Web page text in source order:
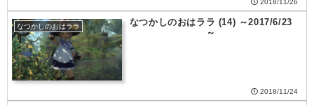
2018/11/26
なつかしのおはララ
なつかしのおはララ (14) ～2017/6/23
～
2018/11/24